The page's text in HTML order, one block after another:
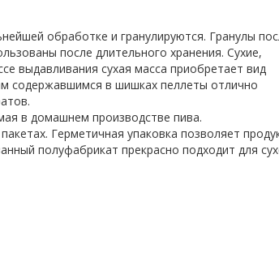
обработке и гранулируются. Гранулы
после длительного хранения. Сухие,
выдавливания сухая масса приобретает вид
содержавшимся в шишках пеллеты отлично
в домашнем производстве пива.
Герметичная упаковка позволяет
полуфабрикат прекрасно подходит для